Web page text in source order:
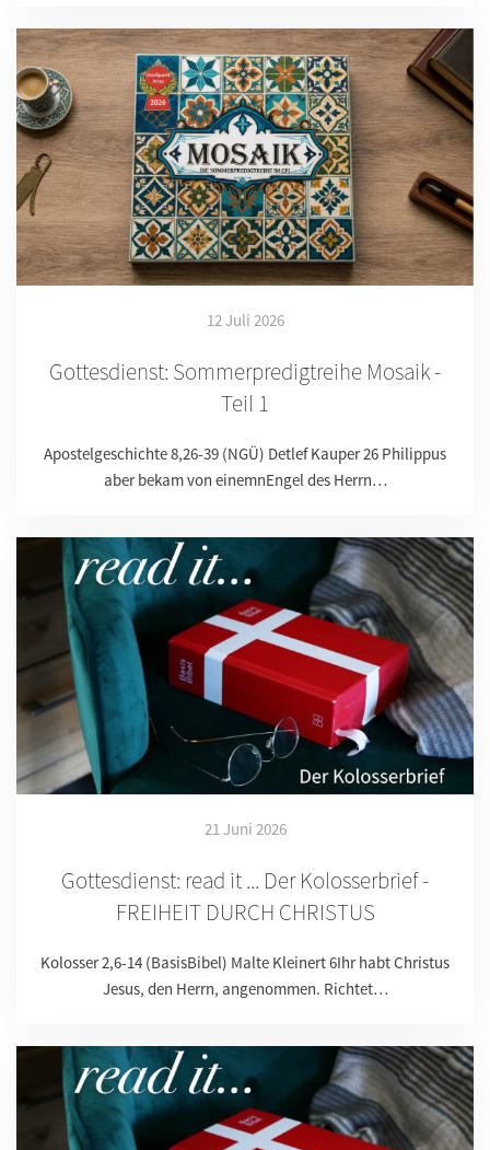
12 Juli 2026
Gottesdienst: Sommerpredigtreihe Mosaik -
Teil 1
Apostelgeschichte 8,26-39 (NGÜ) Detlef Kauper 26 Philippus
aber bekam von einemnEngel des Herrn…
21 Juni 2026
Gottesdienst: read it ... Der Kolosserbrief -
FREIHEIT DURCH CHRISTUS
Kolosser 2,6-14 (BasisBibel) Malte Kleinert 6Ihr habt Christus
Jesus, den Herrn, angenommen. Richtet…